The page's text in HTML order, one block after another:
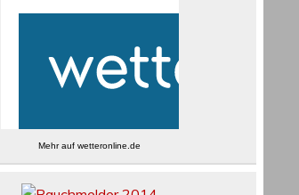
Mehr aufwetteronline.de